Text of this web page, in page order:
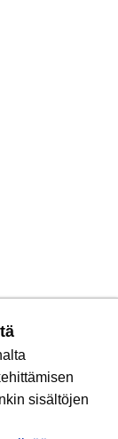
sisältöjen
ja